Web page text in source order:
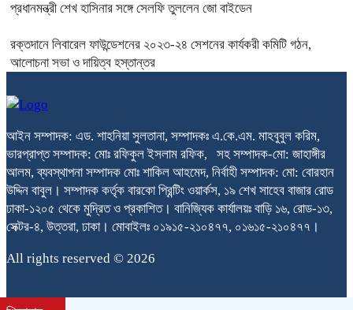
প্রধানমন্ত্রী শেখ হাসিনার সঙ্গে সেলফি তুললেন জো বাইডেন
রক্তদানে লিবারেল ফাউন্ডেশনের ২০২৩-২৪ সেশনের কার্যকরী কমিটি গঠন,
আলোচনা সভা ও দায়িত্ব হস্তান্তর
আইন সম্পাদক: এড. শাহনিয়া সুলতানা, সম্পাদকঃ এ.কে.এম. মাহবুবুল করিম,
ভারপ্রাপ্ত সম্পাদক: মোঃ রফিকুল ইসলাম রফিক, সহ সম্পাদক-মো: জাহাঙ্গীর
আলম, ব্যবস্থাপনা সম্পাদক মোঃ শাকিল আহমেদ, নির্বাহী সম্পাদক: মো: বোরহান
উদ্দিন বাবুল। সম্পাদক কর্তৃক বারকো প্রিন্টিং ওয়ার্কস, ১৯ শেখ সাহেব বাজার রোড
ঢাকা-১২০৫ থেকে মুদ্রিত ও প্রকাশিত। বানিজ্যিক কার্যালয়ঃ বাড়ি ১৬, রোড-১৩,
সেক্টর-৪, উত্তরা, ঢাকা। মোবাইলঃ ০১৯১৫-২১০৪৭৭, ০১৬১৫-২১০৪৭৭।
All rights reserved © 2026